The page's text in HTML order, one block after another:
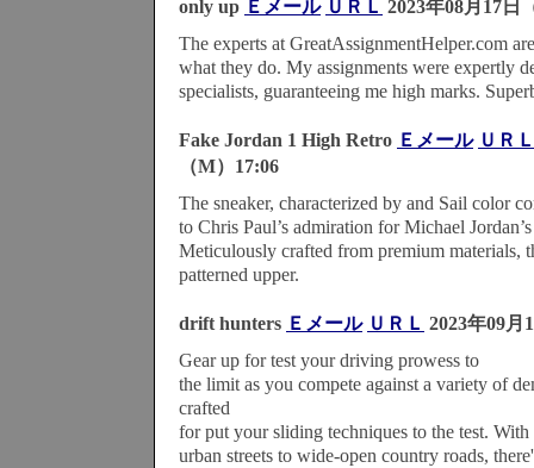
only up Ｅメール ＵＲＬ 2023年08月17日
The experts at GreatAssignmentHelper.com
what they do. My assignments were expertly
specialists, guaranteeing me high marks.
Fake Jordan 1 High Retro Ｅメール ＵＲＬ
（M）17:06
The sneaker, characterized by and Sail color
to Chris Paul’s admiration for Michael
Meticulously crafted from premium materials,
patterned upper.
drift hunters Ｅメール ＵＲＬ 2023年09月
Gear up for test your driving prowess to
the limit as you compete against a variety of
crafted
for put your sliding techniques to the test.
urban streets to wide-open country roads,